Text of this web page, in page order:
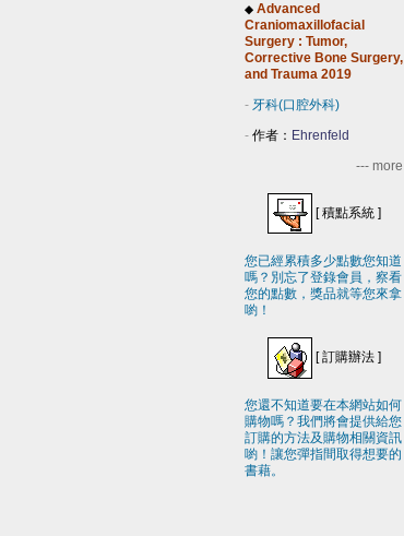
◆ Advanced
Craniomaxillofacial
Surgery : Tumor,
Corrective Bone Surgery,
and Trauma 2019
- 牙科(口腔外科)
- 作者： Ehrenfeld
--- more
[積點系統 ]
您已經累積多少點數您知道
嗎？別忘了登錄會員，察看
您的點數，獎品就等您來拿
喲！
[訂購辦法]
您還不知道要在本網站如何
購物嗎？我們將會提供給您
訂購的方法及購物相關資訊
喲！讓您彈指間取得想要的
書藉。